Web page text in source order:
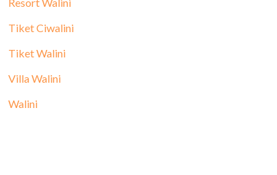
Tiket Ciwalini
Tiket Walini
Villa Walini
Walini